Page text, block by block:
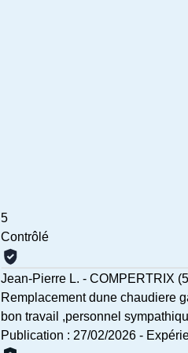
5
Contrôlé
Jean-Pierre L. - COMPERTRIX
Remplacement dune chaudiere
bon travail ,personnel
Publication : 27/02/2026 -